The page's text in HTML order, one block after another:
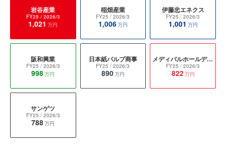
岩谷産業
FY25 / 2026/3
1,021 万円
稲畑産業
FY25 / 2026/3
1,006万円
伊藤忠エネクス
FY25 / 2026/3
1,001 万円
阪和興業
FY25 / 2026/3
998万円
日本紙パルプ商事
FY25 / 2026/3
890万円
メディパルホールディングス
FY25 / 2026/3
822万円
サンゲツ
FY25 / 2026/3
788万円